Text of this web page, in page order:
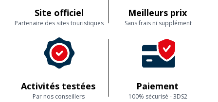
Site officiel
Partenaire des sites touristiques
Meilleurs prix
Sans frais ni supplément
Activités testées
Par nos conseillers
Paiement
100% sécurisé - 3DS2